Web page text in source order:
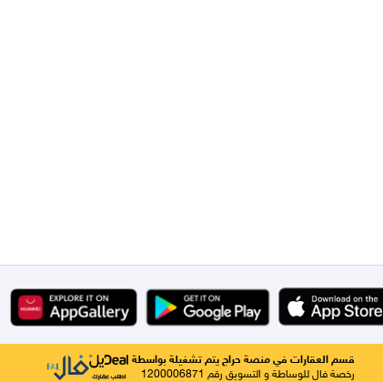
قسم العقارات في منصة حراج يتم تشغيلة بواسطة
رخصة فال للوساطة و التسويق رقم 1200006871